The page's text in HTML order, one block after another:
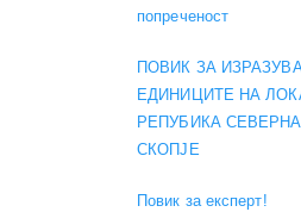
попреченост
ПОВИК ЗА
ЕДИНИЦИТЕ НА
РЕПУБИКА
СКОПЈЕ
Повик за експерт!